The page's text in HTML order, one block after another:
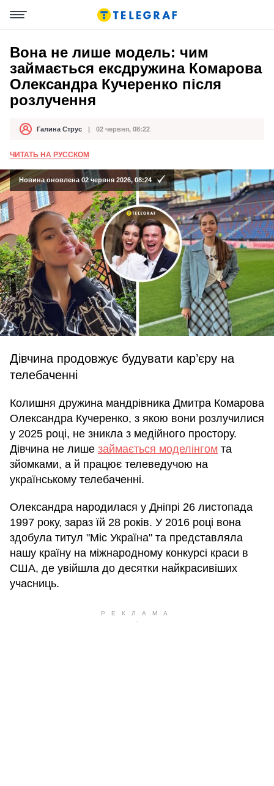
Вона не лише модель: чим
займається ексдружина Комарова
Олександра Кучеренко після
розлучення
АвторГалина Струс
Дата публікації 02 червня, 08:22
ЧИТАТЬ НА РУССКОМ
Новина оновлена 02 червня 2026, 08:24
Дівчина продовжує будувати кар’єру на
телебаченні
Колишня дружина мандрівника Дмитра Комарова
Олександра Кучеренко, з якою вони розлучилися
у 2025 році, не зникла з медійного простору.
Дівчина не лише займається моделінгом та
зйомками, а й працює телеведучою на
українському телебаченні.
Олександра народилася у Дніпрі 26 листопада
1997 року, зараз їй 28 років. У 2016 році вона
здобула титул "Міс Україна" та представляла
нашу країну на міжнародному конкурсі краси в
США, де увійшла до десятки найкрасивіших
учасниць.